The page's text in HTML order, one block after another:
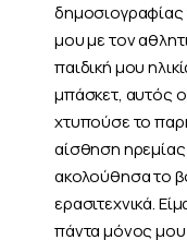
δημοσιογραφίας
μου με τον
παιδική μου
μπάσκετ, αυτός
χτυπούσε το
αίσθηση ηρεμίας
ακολούθησα το
ερασιτεχνικά.
πάντα μόνος